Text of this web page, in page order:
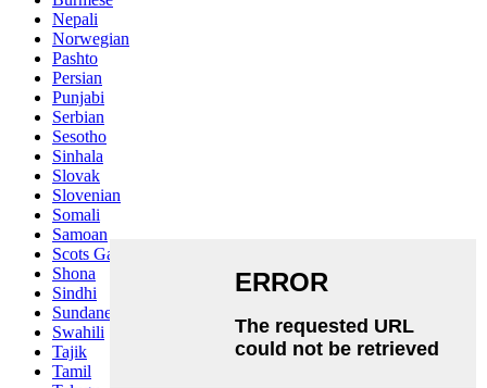
Nepali
Norwegian
Pashto
Persian
Punjabi
Serbian
Sesotho
Sinhala
Slovak
Slovenian
Somali
Samoan
Scots Gaelic
Shona
Sindhi
Sundanese
Swahili
Tajik
Tamil